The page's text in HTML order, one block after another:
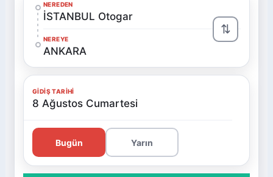
NEREDEN
İSTANBUL Otogar
NEREYE
ANKARA
⇅
GIDIŞ TARIHI
8 Ağustos Cumartesi
Bugün Yarın